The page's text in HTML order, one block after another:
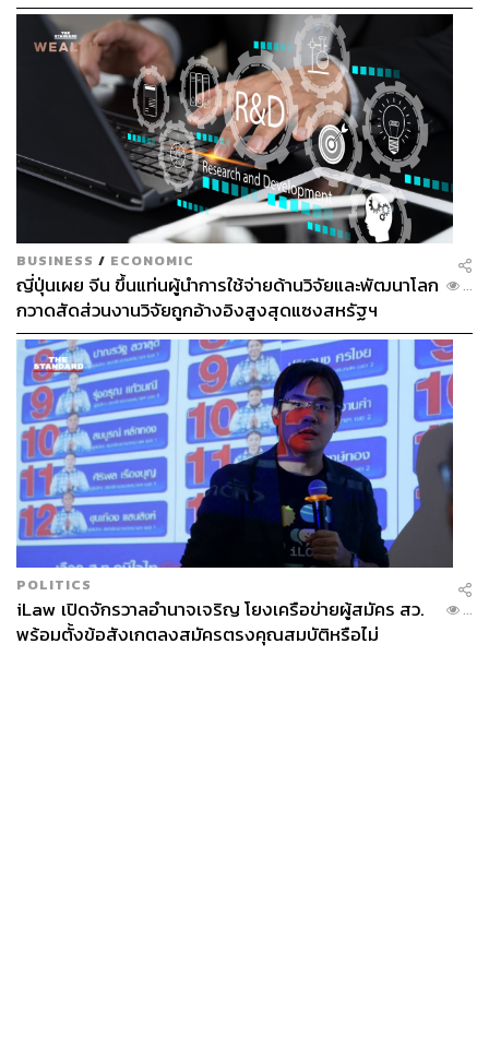
BUSINESS / ECONOMIC
ญี่ปุ่นเผย จีน ขึ้นแท่นผู้นำการใช้จ่ายด้านวิจัยและพัฒนาโลก
กวาดสัดส่วนงานวิจัยถูกอ้างอิงสูงสุดแซงสหรัฐฯ
...
POLITICS
iLaw เปิดจักรวาลอำนาจเจริญ โยงเครือข่ายผู้สมัคร สว.
พร้อมตั้งข้อสังเกตลงสมัครตรงคุณสมบัติหรือไม่
...